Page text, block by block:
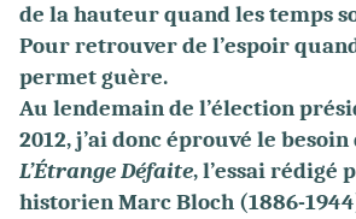
de la hauteur quand les temps
Pour retrouver de l’espoir
permet guère.
Au lendemain de l’élection
2012, j’ai donc éprouvé le
L’Étrange Défaite, l’essai rédigé
historien Marc Bloch (1886-